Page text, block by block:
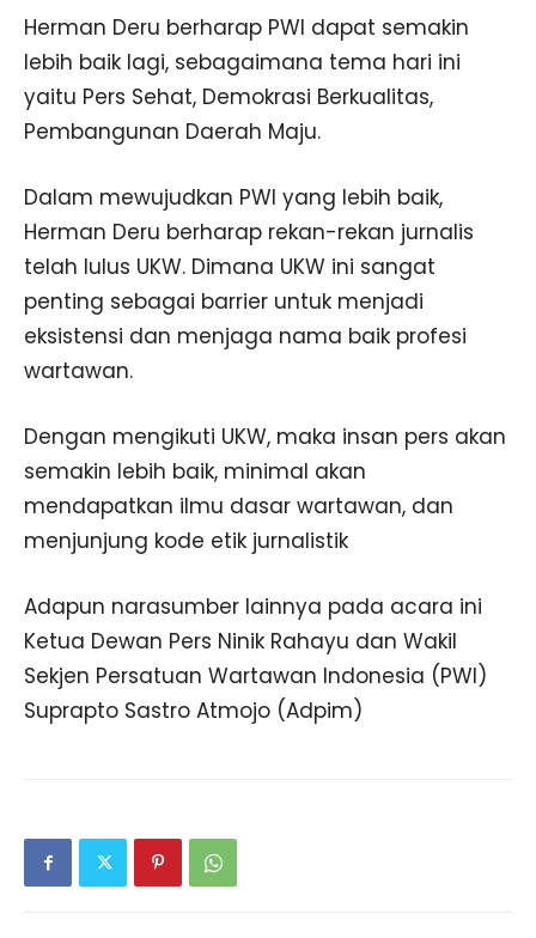
Herman Deru berharap PWI dapat semakin
lebih baik lagi, sebagaimana tema hari ini
yaitu Pers Sehat, Demokrasi Berkualitas,
Pembangunan Daerah Maju.
Dalam mewujudkan PWI yang lebih baik,
Herman Deru berharap rekan-rekan jurnalis
telah lulus UKW. Dimana UKW ini sangat
penting sebagai barrier untuk menjadi
eksistensi dan menjaga nama baik profesi
wartawan.
Dengan mengikuti UKW, maka insan pers akan
semakin lebih baik, minimal akan
mendapatkan ilmu dasar wartawan, dan
menjunjung kode etik jurnalistik
Adapun narasumber lainnya pada acara ini
Ketua Dewan Pers Ninik Rahayu dan Wakil
Sekjen Persatuan Wartawan Indonesia (PWI)
Suprapto Sastro Atmojo (Adpim)